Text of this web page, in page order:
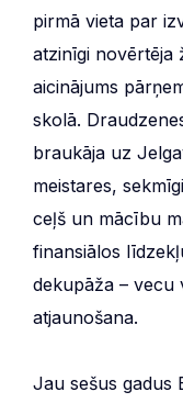
pirmā vieta par
atzinīgi novērtēja
aicinājums
skolā.
braukāja uz
meistares,
ceļš un mācību
finansiālos
dekupāža –
atjaunošana.
Jau sešus gadus